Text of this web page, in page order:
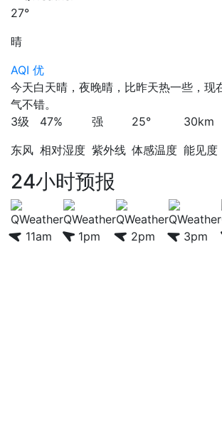
27°
晴
AQI 优
今天白天晴，夜晚晴，比昨天热一些，现
气不错。
3级
东风
47%
相对湿度
强
紫外线
25°
体感温度
30km
能见度
24小时预报
11am 1pm 2pm 3pm